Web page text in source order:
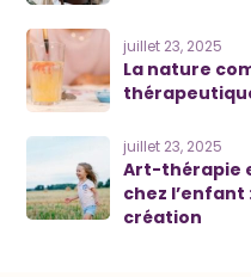
juillet 23, 2025
La nature
juillet 23, 2025
Art-thérapie
chez l’enfant
création